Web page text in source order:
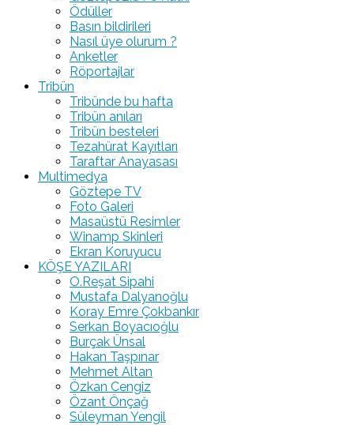
Ödüller
Basın bildirileri
Nasıl üye olurum ?
Anketler
Röportajlar
Tribün
Tribünde bu hafta
Tribün anıları
Tribün besteleri
Tezahürat Kayıtları
Taraftar Anayasası
Multimedya
Göztepe TV
Foto Galeri
Masaüstü Resimler
Winamp Skinleri
Ekran Koruyucu
KÖŞE YAZILARI
O.Reşat Sipahi
Mustafa Dalyanoğlu
Koray Emre Çokbankır
Serkan Boyacıoğlu
Burçak Ünsal
Hakan Taşpınar
Mehmet Altan
Özkan Cengiz
Özant Önçağ
Süleyman Yengil